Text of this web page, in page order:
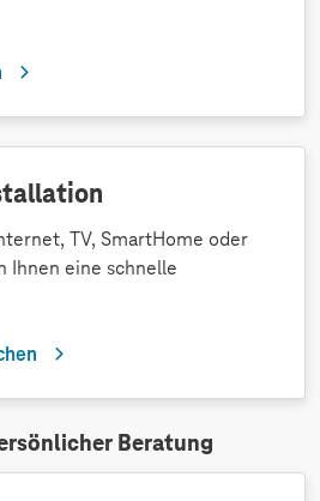
TV, SmartHome oder
Ihnen eine schnelle
Beratung